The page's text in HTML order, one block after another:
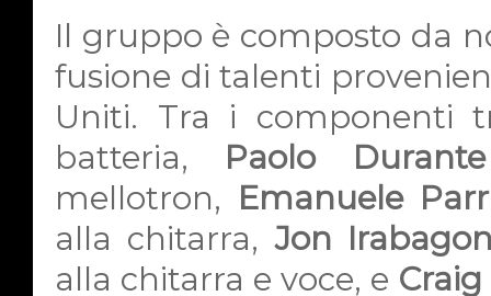
Il gruppo è composto da
fusione di talenti
Uniti. Tra i componenti
batteria, Paolo Durante
mellotron, Emanuele
alla chitarra,Jon
alla chitarra e voce, e